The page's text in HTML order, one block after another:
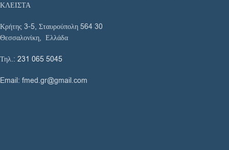
ΚΛΕΙΣΤΑ
Κρήτης 3-5, Σταυρούπολη 564 30
Θεσσαλονίκη, Ελλάδα
Τηλ.: 231 065 5045
Email: fmed.gr@gmail.com